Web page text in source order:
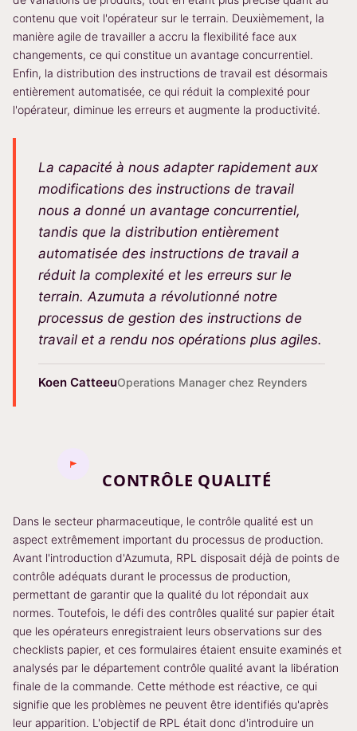
contenu que voit l'opérateur sur le terrain. Deuxièmement, la
manière agile de travailler a accru la flexibilité face aux
changements, ce qui constitue un avantage concurrentiel.
Enfin, la distribution des instructions de travail est désormais
entièrement automatisée, ce qui réduit la complexité pour
l'opérateur, diminue les erreurs et augmente la productivité.
La capacité à nous adapter rapidement aux
modifications des instructions de travail
nous a donné un avantage concurrentiel,
tandis que la distribution entièrement
automatisée des instructions de travail a
réduit la complexité et les erreurs sur le
terrain. Azumuta a révolutionné notre
processus de gestion des instructions de
travail et a rendu nos opérations plus agiles.
Koen CatteeuOperations Manager chez Reynders
CONTRÔLE QUALITÉ
Dans le secteur pharmaceutique, le contrôle qualité est un
aspect extrêmement important du processus de production.
Avant l'introduction d'Azumuta, RPL disposait déjà de points de
contrôle adéquats durant le processus de production,
permettant de garantir que la qualité du lot répondait aux
normes. Toutefois, le défi des contrôles qualité sur papier était
que les opérateurs enregistraient leurs observations sur des
checklists papier, et ces formulaires étaient ensuite examinés et
analysés par le département contrôle qualité avant la libération
finale de la commande. Cette méthode est réactive, ce qui
signifie que les problèmes ne peuvent être identifiés qu'après
leur apparition. L'objectif de RPL était donc d'introduire un